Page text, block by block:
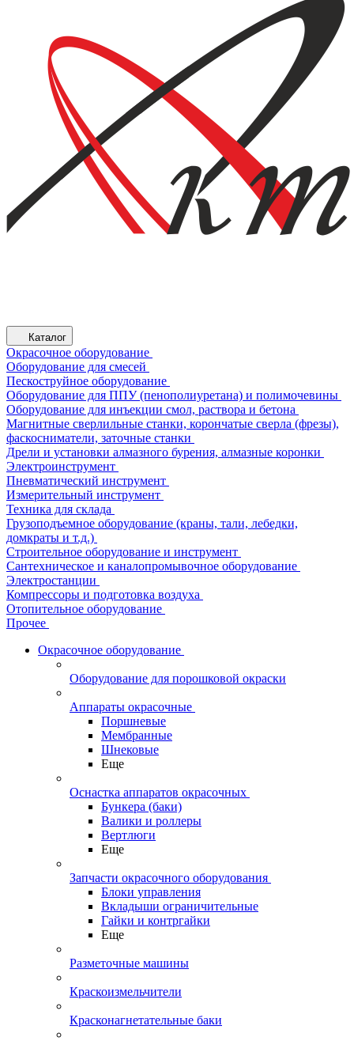
Каталог
Окрасочное оборудование
Оборудование для смесей
Пескоструйное оборудование
Оборудование для ППУ (пенополиуретана) и полимочевины
Оборудование для инъекции смол, раствора и бетона
Магнитные сверлильные станки, корончатые сверла (фрезы),
фаскосниматели, заточные станки
Дрели и установки алмазного бурения, алмазные коронки
Электроинструмент
Пневматический инструмент
Измерительный инструмент
Техника для склада
Грузоподъемное оборудование (краны, тали, лебедки,
домкраты и т.д.)
Строительное оборудование и инструмент
Сантехническое и каналопромывочное оборудование
Электростанции
Компрессоры и подготовка воздуха
Отопительное оборудование
Прочее
Окрасочное оборудование
Оборудование для порошковой окраски
Аппараты окрасочные
Поршневые
Мембранные
Шнековые
Еще
Оснастка аппаратов окрасочных
Бункера (баки)
Валики и роллеры
Вертлюги
Еще
Запчасти окрасочного оборудования
Блоки управления
Вкладыши ограничительные
Гайки и контргайки
Еще
Разметочные машины
Краскоизмельчители
Красконагнетательные баки